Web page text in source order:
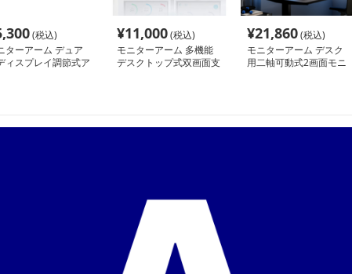
(税込)
ターアーム デュア
ィスプレイ調節式ア
¥11,000(税込)
モニターアーム 多機能
デスクトップ式双画面支
¥21,860(税込)
モニターアーム デスク
用二軸可動式2画面モニ